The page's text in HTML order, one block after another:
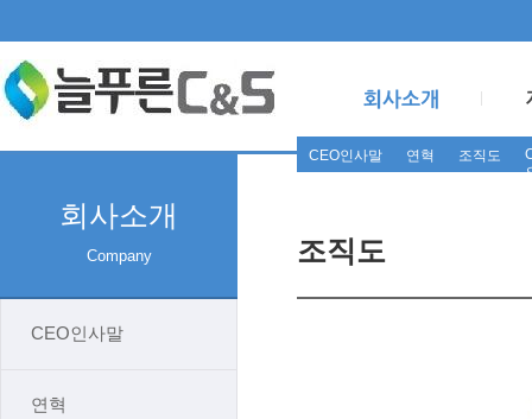
CEO인사말 연혁 조직도
회사소개
Company
CEO인사말
연혁
조직도